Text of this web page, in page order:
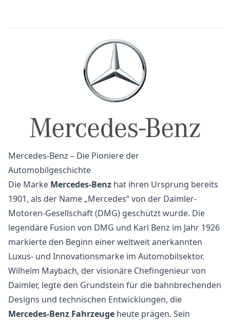
Mercedes-Benz – Die Pioniere der
Automobilgeschichte
Die Marke Mercedes-Benz hat ihren Ursprung bereits
1901, als der Name „Mercedes“ von der Daimler-
Motoren-Gesellschaft (DMG) geschützt wurde. Die
legendäre Fusion von DMG und Karl Benz im Jahr 1926
markierte den Beginn einer weltweit anerkannten
Luxus- und Innovationsmarke im Automobilsektor.
Wilhelm Maybach, der visionäre Chefingenieur von
Daimler, legte den Grundstein für die bahnbrechenden
Designs und technischen Entwicklungen, die
Mercedes-Benz Fahrzeuge heute prägen. Sein